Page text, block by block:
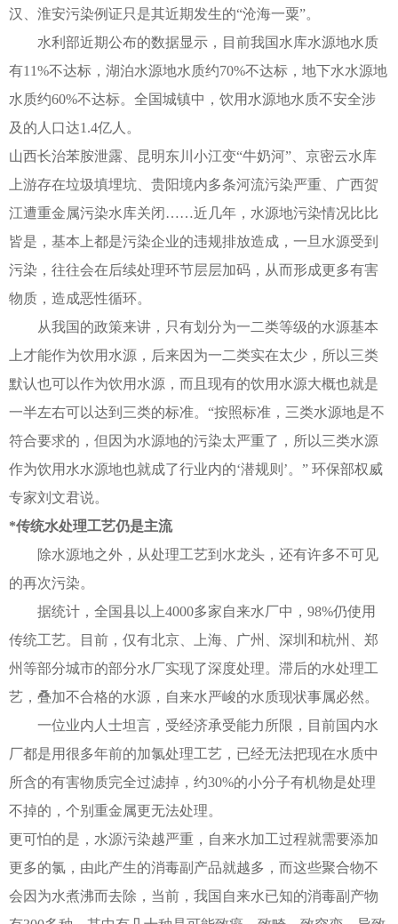
汉、淮安污染例证只是其近期发生的“沧海一粟”。
水利部近期公布的数据显示，目前我国水库水源地水质
有11%不达标，湖泊水源地水质约70%不达标，地下水水源地
水质约60%不达标。全国城镇中，饮用水源地水质不安全涉
及的人口达1.4亿人。
山西长治苯胺泄露、昆明东川小江变“牛奶河”、京密云水库
上游存在垃圾填埋坑、贵阳境内多条河流污染严重、广西贺
江遭重金属污染水库关闭……近几年，水源地污染情况比比
皆是，基本上都是污染企业的违规排放造成，一旦水源受到
污染，往往会在后续处理环节层层加码，从而形成更多有害
物质，造成恶性循环。
从我国的政策来讲，只有划分为一二类等级的水源基本
上才能作为饮用水源，后来因为一二类实在太少，所以三类
默认也可以作为饮用水源，而且现有的饮用水源大概也就是
一半左右可以达到三类的标准。“按照标准，三类水源地是不
符合要求的，但因为水源地的污染太严重了，所以三类水源
作为饮用水水源地也就成了行业内的‘潜规则’。” 环保部权威
专家刘文君说。
*传统水处理工艺仍是主流
除水源地之外，从处理工艺到水龙头，还有许多不可见
的再次污染。
据统计，全国县以上4000多家自来水厂中，98%仍使用
传统工艺。目前，仅有北京、上海、广州、深圳和杭州、郑
州等部分城市的部分水厂实现了深度处理。滞后的水处理工
艺，叠加不合格的水源，自来水严峻的水质现状事属必然。
一位业内人士坦言，受经济承受能力所限，目前国内水
厂都是用很多年前的加氯处理工艺，已经无法把现在水质中
所含的有害物质完全过滤掉，约30%的小分子有机物是处理
不掉的，个别重金属更无法处理。
更可怕的是，水源污染越严重，自来水加工过程就需要添加
更多的氯，由此产生的消毒副产品就越多，而这些聚合物不
会因为水煮沸而去除，当前，我国自来水已知的消毒副产物